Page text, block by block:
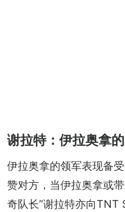
谢拉特：伊拉奥拿
伊拉奥拿的领军表现备
赞对方，当伊拉奥拿或
奇队长”谢拉特亦向TNT